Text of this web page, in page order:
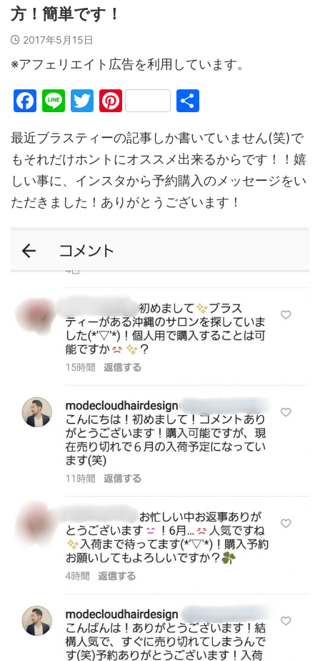
方！簡単です！
2017年5月15日
※アフェリエイト広告を利用しています。
F
c
e
b
o
Li
e
T
itt
er
Pi
er
e
st
最近ブラスティーの記事しか書いていません(笑)で
もそれだけホントにオススメ出来るからです！！嬉
しい事に、インスタから予約購入のメッセージをい
ただきました！ありがとうございます！